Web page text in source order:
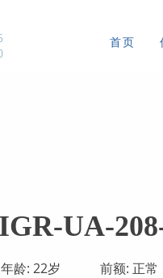
首页
IGR-UA-
年龄: 22岁 前额: 正常